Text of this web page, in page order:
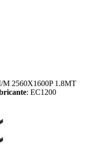
2560X1600P 1.8MT
: EC1200